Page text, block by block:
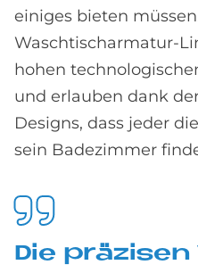
einiges bieten
Waschtischarmatur-
hohen
und erlauben dank
Designs, dass jeder
sein Badezimmer
Die